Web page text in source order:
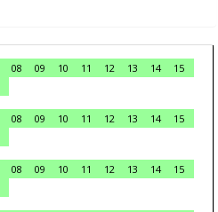
08 09 10 11 12 13 14
15
08 09 10 11 12 13 14
15
08 09 10 11 12 13 14
15